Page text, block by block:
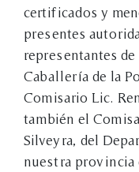
certificados y
presentes
representantes
Caballería de la
Comisario Lic.
también el
Silveyra, del
nuestra provincia